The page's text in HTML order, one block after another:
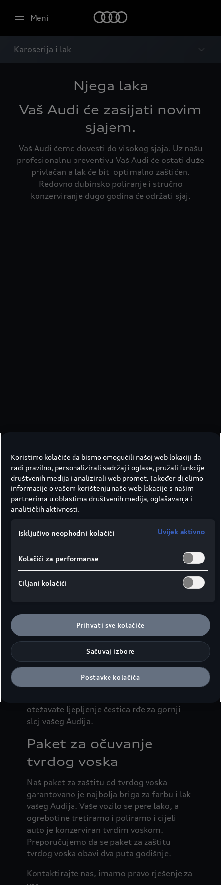
Meni
Karoserija i lak
Njega laka
Vaš Audi će zasijati novim
sjajem.
Vaš Audi ćemo dovesti do visokog sjaja. Uz našu
profesionalnu preventivu Vaš Audi će ostati duže
privlačan a lak će biti optimalno zaštićen.
Redovno dubinsko poliranje i stručno
konzerviranje dugo godina će održati sjaj.
Efikasno protiv
površinskog filma
korozije
industrijskih regija ili abrazivne čestice sa
kolovoza, koje vjetar često nosi
kilometrima, uzrok su malih, crvenih mrlja
rđe. Međutim, ovo nije tipično oštećenje od
rđe niti ove mrlje ukazuju na loš kvalitet
veće mrlje od rđe se tretiraju posebnim
industrijskim sredstvom za uklanjanje
Profesionalnim, redovnim
nanošenjem tvrdog voska možete zaštititi
otežavate ljepljenje čestica rđe za gornji
sloj vašeg Audija.
Paket za očuvanje
tvrdog voska
Naš paket za zaštitu od tvrdog voska
garantovano je najbolja briga za farbu i lak
vašeg Audija. Vaše vozilo se pere lako, a
ogrebotine tretiramo i poliramo i cijeli
auto je konzerviran tvrdim voskom.
Preporučujemo da se paket za zaštitu
tvrdog voska obavi dva puta godišnje.
Kontaktirajte nas, imamo pravo rješenje za
Koristimo kolačiće da bismo omogućili našoj web lokaciji da
radi pravilno, personalizirali sadržaj i oglase, pružali funkcije
društvenih medija i analizirali web promet. Također dijelimo
informacije o vašem korištenju naše web lokacije s našim
partnerima u oblastima društvenih medija, oglašavanja i
analitičkih aktivnosti.
Isključivo neophodni kolačići Uvijek aktivno
Kolačići za performanse
Ciljani kolačići
Prihvati sve kolačiće
Sačuvaj izbore
Postavke kolačića